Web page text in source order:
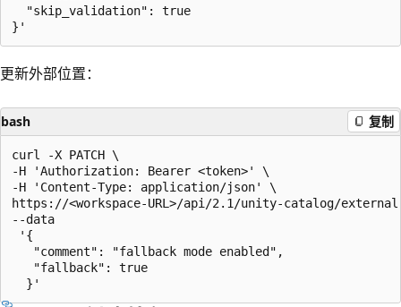
  "skip_validation": true
更新外部位置：
bash 复制
curl -X PATCH \
-H 'Authorization: Bearer <token>' \
-H 'Content-Type: application/json' \
https://<workspace-URL>/api/2.1/unity-catalog/
--data
'{
   "comment": "fallback mode enabled",
   "fallback": true